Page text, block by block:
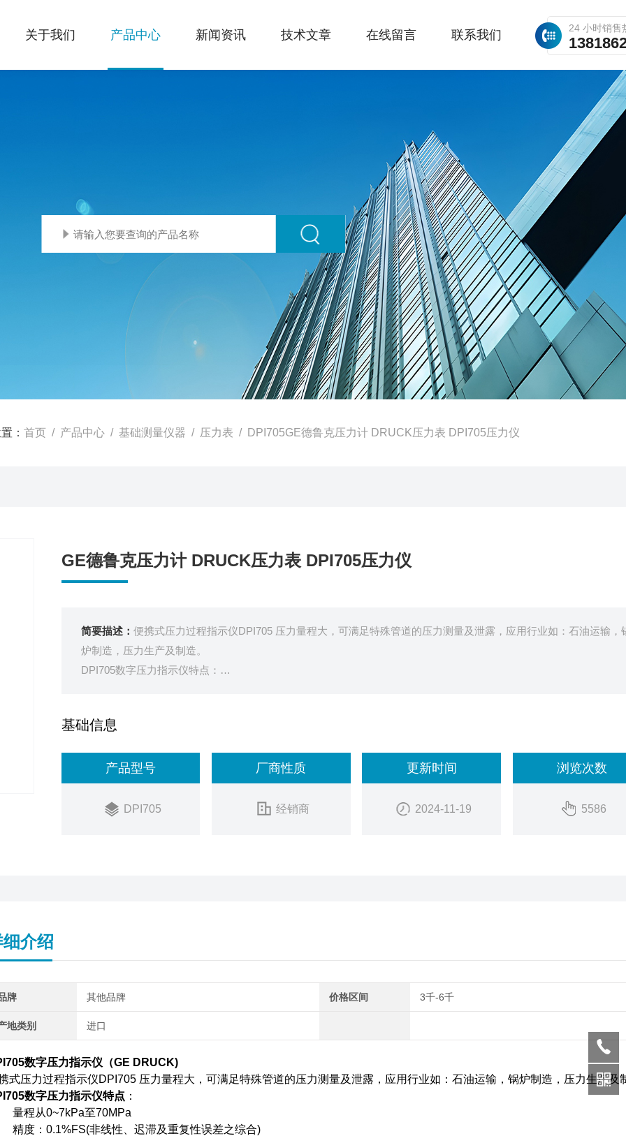
24 小时销售
关于我们 产品中心 新闻资讯 技术文章 在线留言 联系我们
： 首页 / 产品中心 / 基础测量仪器 / 压力表 / DPI705GE德鲁克压力计 DRUCK压力表 DPI705压力仪
GE德鲁克压力计 DRUCK压力表 DPI705压力仪
简要描述： 便携式压力过程指示仪DPI705 压力量程大，可满足特殊管道的压力测量及泄露，应用行业如：石油运输，
炉制造，压力生产及制造。
DPI705数字压力指示仪特点：
3. 坚固而又轻巧的手握型设计
基础信息
产品型号
DPI705
厂商性质
经销商
更新时间
2024-11-19
浏览次数
5586
介绍
牌 其他品牌 价格区间 3千-6千
地类别 进口
数字压力指示仪（GE DRUCK)
式压力过程指示仪DPI705 压力量程大，可满足特殊管道的压力测量及泄露，应用行业如：石油运输，锅炉制造，压力生产及
数字压力指示仪特点 ：
程从0~7kPa至70MPa
度：0.1%FS(非线性、迟滞及重复性误差之综合)